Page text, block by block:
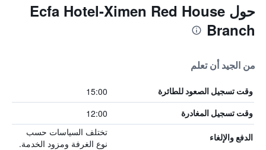
حول Ecfa Hotel-Ximen Red House
Branch
من الجيد أن تعلم
وقت تسجيل الصعود للطائرة 15:00
وقت تسجيل المغادرة 12:00
الدفع والإلغاء
تختلف السياسات حسب
نوع الغرفة ومزود الخدمة.